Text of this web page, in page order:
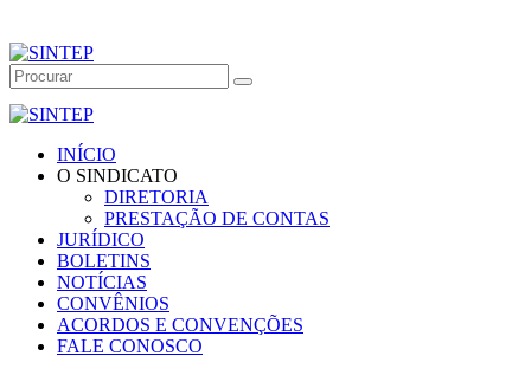
INÍCIO
O SINDICATO
DIRETORIA
PRESTAÇÃO DE CONTAS
JURÍDICO
BOLETINS
NOTÍCIAS
CONVÊNIOS
ACORDOS E CONVENÇÕES
FALE CONOSCO